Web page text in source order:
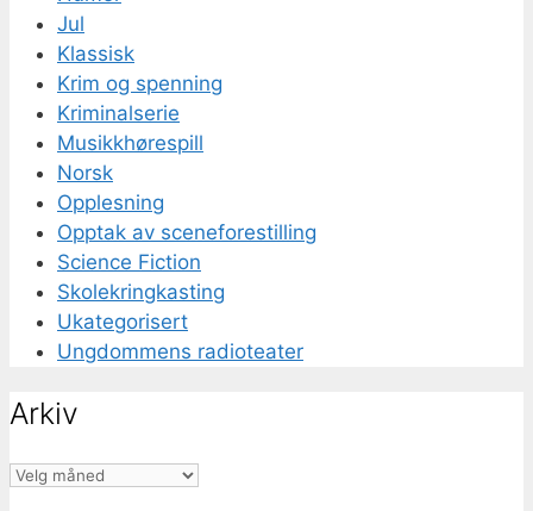
Jul
Klassisk
Krim og spenning
Kriminalserie
Musikkhørespill
Norsk
Opplesning
Opptak av sceneforestilling
Science Fiction
Skolekringkasting
Ukategorisert
Ungdommens radioteater
Arkiv
Arkiv